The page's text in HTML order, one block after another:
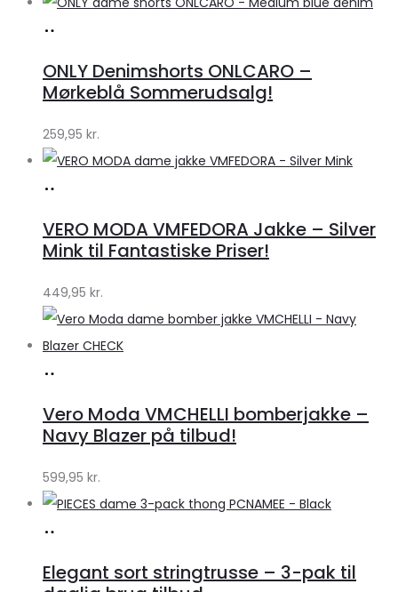
Klædeskabet.dk
ONLY Denimshorts ONLCARO –
Mørkeblå Sommerudsalg!
259,95 kr.
Klædeskabet.dk
VERO MODA VMFEDORA Jakke – Silver
Mink til Fantastiske Priser!
449,95 kr.
Klædeskabet.dk
Vero Moda VMCHELLI bomberjakke –
Navy Blazer på tilbud!
599,95 kr.
Klædeskabet.dk
Elegant sort stringtrusse – 3-pak til